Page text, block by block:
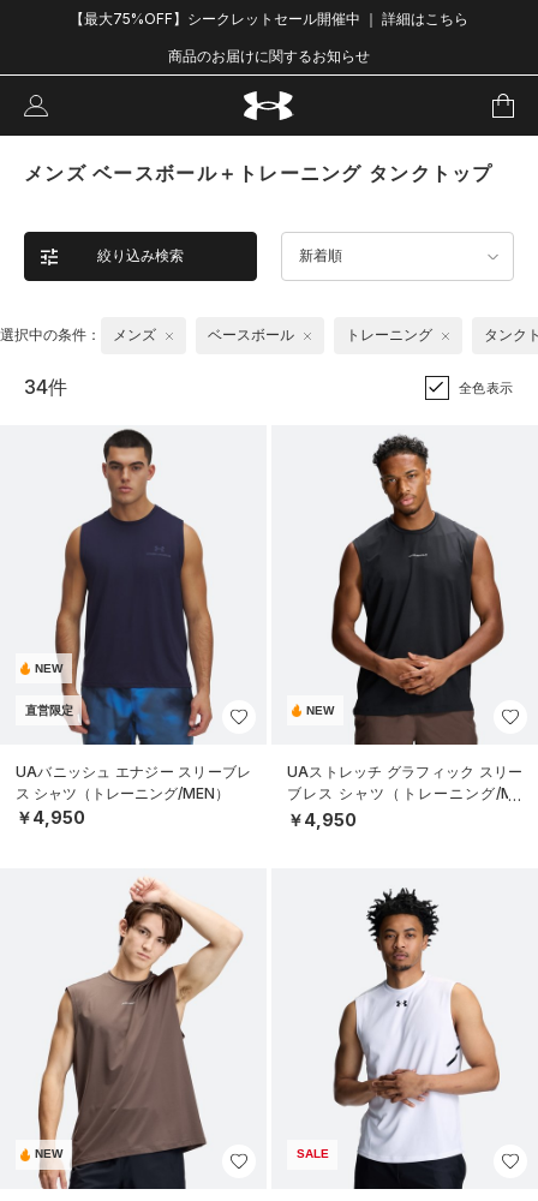
【最大75%OFF】シークレットセール開催中 ｜ 詳細はこちら
商品のお届けに関するお知らせ
メンズ ベースボール＋トレーニング タンクトップ
絞り込み検索 新着順
選択中の条件： メンズ ベースボール トレーニング タンク
34件 全色表示
NEW
直営限定
UAバニッシュ エナジー スリーブレ
ス シャツ（トレーニング/MEN）
￥4,950
NEW
UAストレッチ グラフィック スリー
ブレス シャツ（トレーニング/ME
N）
￥4,950
NEW SALE